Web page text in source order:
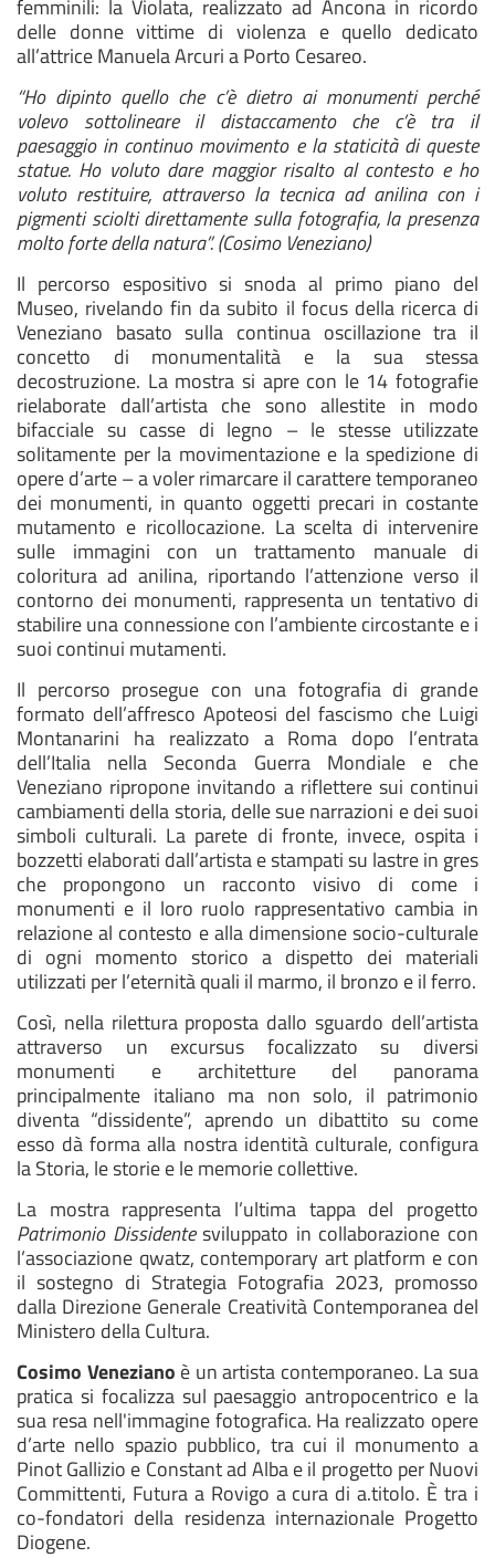
femminili: la Violata, realizzato ad Ancona in ricordo
delle donne vittime di violenza e quello dedicato
all’attrice Manuela Arcuri a Porto Cesareo.
“Ho dipinto quello che c’è dietro ai monumenti perché
volevo sottolineare il distaccamento che c’è tra il
paesaggio in continuo movimento e la staticità di queste
statue. Ho voluto dare maggior risalto al contesto e ho
voluto restituire, attraverso la tecnica ad anilina con i
pigmenti sciolti direttamente sulla fotografia, la presenza
molto forte della natura”. (Cosimo Veneziano)
Il percorso espositivo si snoda al primo piano del
Museo, rivelando fin da subito il focus della ricerca di
Veneziano basato sulla continua oscillazione tra il
concetto di monumentalità e la sua stessa
decostruzione. La mostra si apre con le 14 fotografie
rielaborate dall’artista che sono allestite in modo
bifacciale su casse di legno – le stesse utilizzate
solitamente per la movimentazione e la spedizione di
opere d’arte – a voler rimarcare il carattere temporaneo
dei monumenti, in quanto oggetti precari in costante
mutamento e ricollocazione. La scelta di intervenire
sulle immagini con un trattamento manuale di
coloritura ad anilina, riportando l’attenzione verso il
contorno dei monumenti, rappresenta un tentativo di
stabilire una connessione con l’ambiente circostante e i
suoi continui mutamenti.
Il percorso prosegue con una fotografia di grande
formato dell’affresco Apoteosi del fascismo che Luigi
Montanarini ha realizzato a Roma dopo l’entrata
dell’Italia nella Seconda Guerra Mondiale e che
Veneziano ripropone invitando a riflettere sui continui
cambiamenti della storia, delle sue narrazioni e dei suoi
simboli culturali. La parete di fronte, invece, ospita i
bozzetti elaborati dall’artista e stampati su lastre in gres
che propongono un racconto visivo di come i
monumenti e il loro ruolo rappresentativo cambia in
relazione al contesto e alla dimensione socio-culturale
di ogni momento storico a dispetto dei materiali
utilizzati per l’eternità quali il marmo, il bronzo e il ferro.
Così, nella rilettura proposta dallo sguardo dell’artista
attraverso un excursus focalizzato su diversi
monumenti e architetture del panorama
principalmente italiano ma non solo, il patrimonio
diventa “dissidente”, aprendo un dibattito su come
esso dà forma alla nostra identità culturale, configura
la Storia, le storie e le memorie collettive.
La mostra rappresenta l’ultima tappa del progetto
Patrimonio Dissidentesviluppato in collaborazione con
l’associazione qwatz, contemporary art platform e con
il sostegno di Strategia Fotografia 2023, promosso
dalla Direzione Generale Creatività Contemporanea del
Ministero della Cultura.
Cosimo Veneziano è un artista contemporaneo. La sua
pratica si focalizza sul paesaggio antropocentrico e la
sua resa nell'immagine fotografica. Ha realizzato opere
d’arte nello spazio pubblico, tra cui il monumento a
Pinot Gallizio e Constant ad Alba e il progetto per Nuovi
Committenti, Futura a Rovigo a cura di a.titolo. È tra i
co-fondatori della residenza internazionale Progetto
Diogene.